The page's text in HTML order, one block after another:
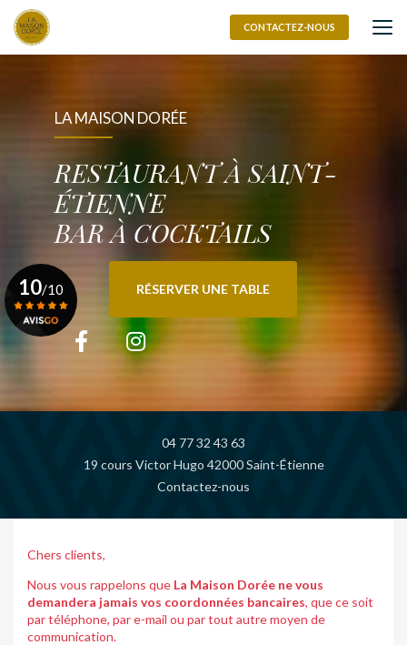
Aller
contenu
CONTACTEZ-NOUS
LA MAISON DORÉE
RESTAURANT À SAINT-
ÉTIENNE
BAR À COCKTAILS
RÉSERVER UNE TABLE
04 77 32 43 63
19 cours Victor Hugo 42000 Saint-Étienne
Contactez-nous
10/10
Chers clients,
Nous vous rappelons que La Maison Dorée ne vous
demandera jamais vos coordonnées bancaires, que ce soit
par téléphone, par e-mail ou par tout autre moyen de
communication.